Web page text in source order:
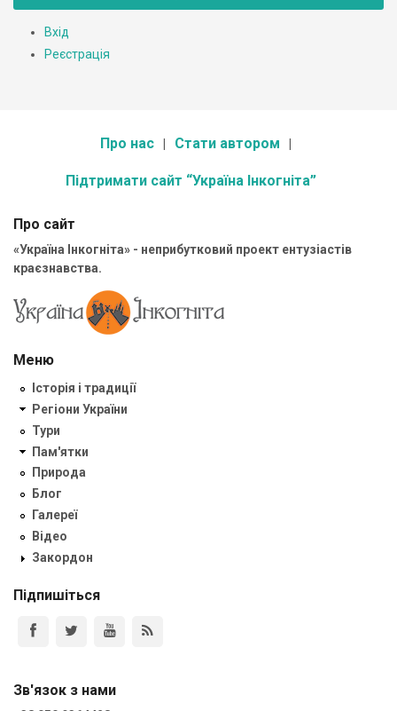
Вхід
Реєстрація
Про нас Стати автором
Підтримати сайт “Україна Інкогніта”
Про сайт
«Україна Інкогніта» - неприбутковий проект ентузіастів
краєзнавства.
Меню
Історія і традиції
Регіони України
Тури
Пам'ятки
Природа
Блог
Галереї
Відео
Закордон
Підпишіться
Зв'язок з нами